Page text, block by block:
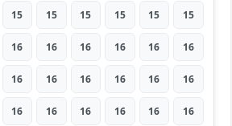
15 15 15 15 15 15
16 16 16 16 16 16
16 16 16 16 16 16
16 16 16 16 16 16